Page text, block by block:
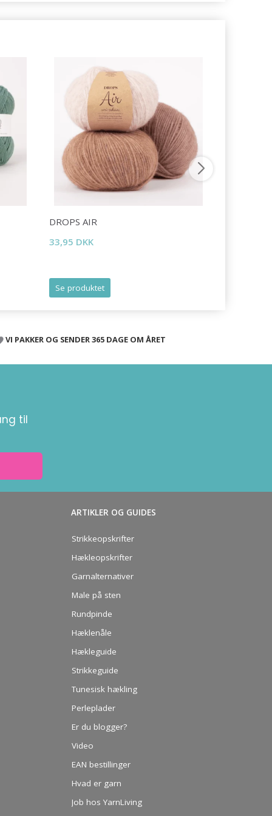
DROPS AIR
33,95 DKK
Se produktet
VI PAKKER OG SENDER 365 DAGE OM ÅRET
til
ARTIKLER OG GUIDES
Strikkeopskrifter
Hækleopskrifter
Garnalternativer
Male på sten
Rundpinde
Hæklenåle
Hækleguide
Strikkeguide
Tunesisk hækling
Perleplader
Er du blogger?
Video
EAN bestillinger
Hvad er garn
Job hos YarnLiving